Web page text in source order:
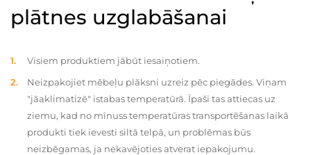
plātnes uzglabāšanai
Visiem produktiem jābūt iesaiņotiem.
Neizpakojiet mēbeļu plāksni uzreiz pēc piegādes. Viņam
"jāaklimatizē" istabas temperatūrā. Īpaši tas attiecas uz
ziemu, kad no mīnuss temperatūras transportēšanas laikā
produkti tiek ievesti siltā telpā, un problēmas būs
neizbēgamas, ja nekavējoties atverat iepakojumu.